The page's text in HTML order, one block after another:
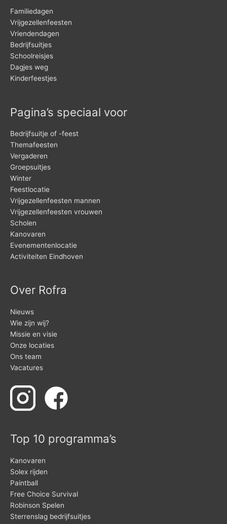
Familiedagen
Vrijgezellenfeesten
Vriendendagen
Bedrijfsuitjes
Schoolreisjes
Dagjes weg
Kinderfeestjes
Pagina’s speciaal voor
Bedrijfsuitje of -feest
Themafeesten
Vergaderen
Groepsuitjes
Winter
Feestlocatie
Vrijgezellenfeesten mannen
Vrijgezellenfeesten vrouwen
Scholen
Kanovaren
Evenementenlocatie
Activiteiten Eindhoven
Over Rofra
Nieuws
Wie zijn wij?
Missie en visie
Onze locaties
Ons team
Vacatures
Top 10 programma’s
Kanovaren
Solex rijden
Paintball
Free Choice Survival
Robinson Spelen
Sterrenslag bedrijfsuitjes